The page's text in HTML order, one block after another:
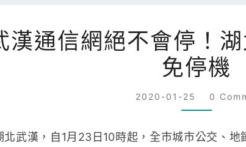
武
漢
信
網
武漢通信網絕不會停！
免停機
2020-01-25 0